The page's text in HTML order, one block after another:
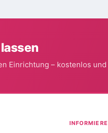
Einrichtung – kostenlos